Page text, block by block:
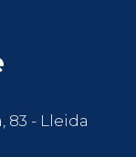
83 - Lleida